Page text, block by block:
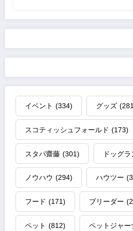
イベント (334) グッズ
スコティッシュフォールド (173)
スタパ齋藤 (301) ドッグラ
ノウハウ (294) ハウツー
フード (171) ブリーダー
ペット (812) ペットジャー